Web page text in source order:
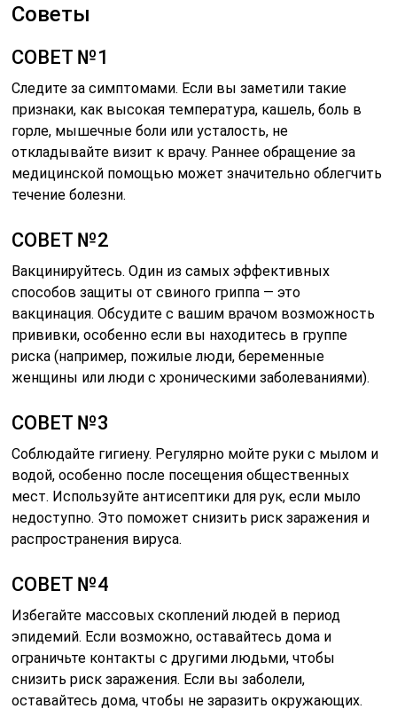
Советы
СОВЕТ №1
Следите за симптомами. Если вы заметили такие
признаки, как высокая температура, кашель, боль в
горле, мышечные боли или усталость, не
откладывайте визит к врачу. Раннее обращение за
медицинской помощью может значительно облегчить
течение болезни.
СОВЕТ №2
Вакцинируйтесь. Один из самых эффективных
способов защиты от свиного гриппа — это
вакцинация. Обсудите с вашим врачом возможность
прививки, особенно если вы находитесь в группе
риска (например, пожилые люди, беременные
женщины или люди с хроническими заболеваниями).
СОВЕТ №3
Соблюдайте гигиену. Регулярно мойте руки с мылом и
водой, особенно после посещения общественных
мест. Используйте антисептики для рук, если мыло
недоступно. Это поможет снизить риск заражения и
распространения вируса.
СОВЕТ №4
Избегайте массовых скоплений людей в период
эпидемий. Если возможно, оставайтесь дома и
ограничьте контакты с другими людьми, чтобы
снизить риск заражения. Если вы заболели,
оставайтесь дома, чтобы не заразить окружающих.